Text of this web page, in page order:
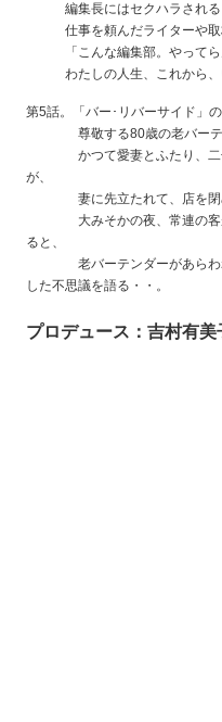
編集長にはセクハラされるし
仕事を頼んだライターや取材
「こんな編集部。やってらん
わたしの人生、これから、
第5話。「バー･リバーサイド」
尊敬する80歳の老バーテ
かつて愛妻とふたり、二子
が、
妻に先立たれて、店を閉め
大みそかの夜、常連の客が
ると、
老バーテンダーがあらわれ
した不思議を語る・・。
プロデュース：吉村有美